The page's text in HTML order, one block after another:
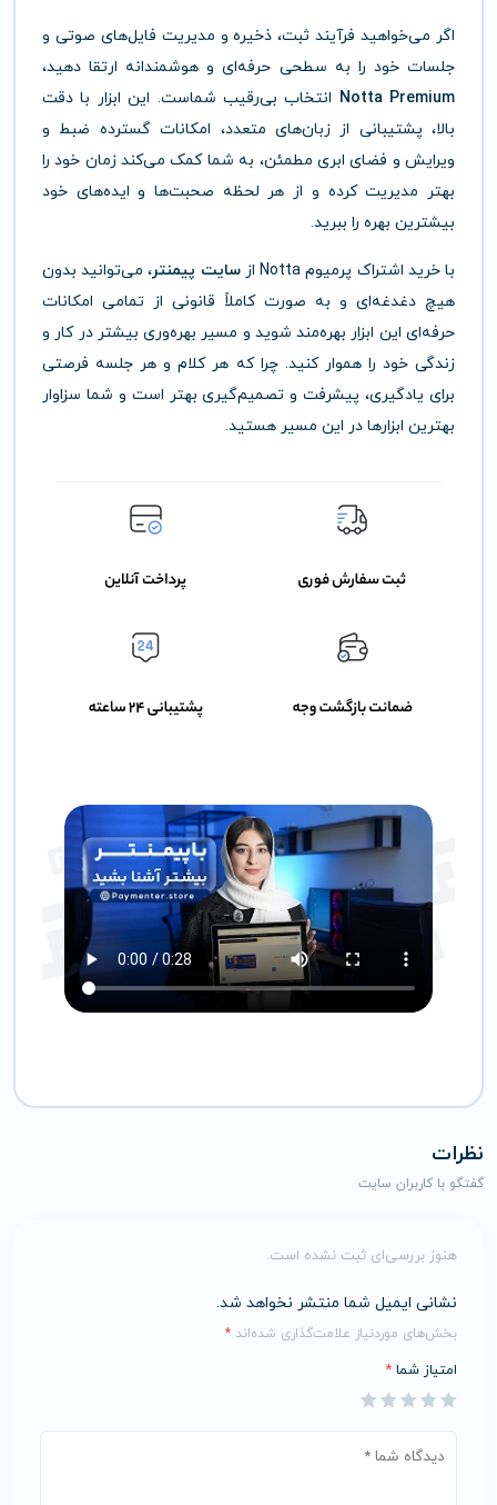
اگر می‌خواهید فرآیند ثبت، ذخیره و مدیریت فایل‌های صوتی و
جلسات خود را به سطحی حرفه‌ای و هوشمندانه ارتقا دهید،
Notta Premium انتخاب بی‌رقیب شماست. این ابزار با دقت
بالا، پشتیبانی از زبان‌های متعدد، امکانات گسترده ضبط و
ویرایش و فضای ابری مطمئن، به شما کمک می‌کند زمان خود را
بهتر مدیریت کرده و از هر لحظه صحبت‌ها و ایده‌های خود
بیشترین بهره را ببرید.
با خرید اشتراک پرمیوم Notta از سایت پیمنتر، می‌توانید بدون
هیچ دغدغه‌ای و به صورت کاملاً قانونی از تمامی امکانات
حرفه‌ای این ابزار بهره‌مند شوید و مسیر بهره‌وری بیشتر در کار و
زندگی خود را هموار کنید. چرا که هر کلام و هر جلسه فرصتی
برای یادگیری، پیشرفت و تصمیم‌گیری بهتر است و شما سزاوار
بهترین ابزارها در این مسیر هستید.
نظرات
گفتگو با کاربران سایت
هنوز بررسی‌ای ثبت نشده است.
نشانی ایمیل شما منتشر نخواهد شد.
بخش‌های موردنیاز علامت‌گذاری شده‌اند *
امتیاز شما *